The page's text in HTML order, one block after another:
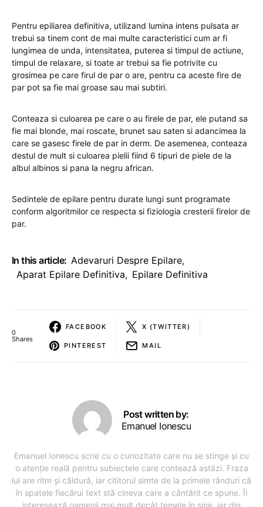
Pentru epiliarea definitiva, utilizand lumina intens pulsata ar
trebui sa tinem cont de mai multe caracteristici cum ar fi
lungimea de unda, intensitatea, puterea si timpul de actiune,
timpul de relaxare, si toate ar trebui sa fie potrivite cu
grosimea pe care firul de par o are, pentru ca aceste fire de
par pot sa fie mai groase sau mai subtiri.
Conteaza si culoarea pe care o au firele de par, ele putand sa
fie mai blonde, mai roscate, brunet sau saten si adancimea la
care se gasesc firele de par in derm. De asemenea, conteaza
destul de mult si culoarea pielii fiind 6 tipuri de piele de la
albul albinos si pana la negru african.
Sedintele de epilare pentru durate lungi sunt programate
conform algoritmilor ce respecta si fiziologia cresterii firelor de
par.
In this article: Adevaruri Despre Epilare,
Aparat Epilare Definitiva, Epilare Definitiva
0
Shares
FACEBOOK X (TWITTER)
PINTEREST MAIL
Post written by:
Emanuel Ionescu
Emanuel Ionescu scrie cu o curiozitate care nu se stinge și cu
o atenție reală pentru subiectele care contează astăzi. Fraza
lui are ritm și căldură, iar cititorul simte de la primele rânduri că
în spatele fiecărui text stă cineva care a cântărit ce spune. Îl
interesează oamenii mai mult decât temele în sine, iar din